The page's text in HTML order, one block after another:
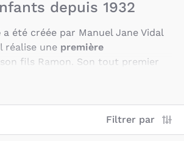
depuis 1932
a été créée par Manuel Jane Vidal
réalise une première
fils Ramon. Son tout premier
les magasins de Barcelone.
s’est affirmée graduellement
produits pour les enfants jusqu’à
Filtrer par